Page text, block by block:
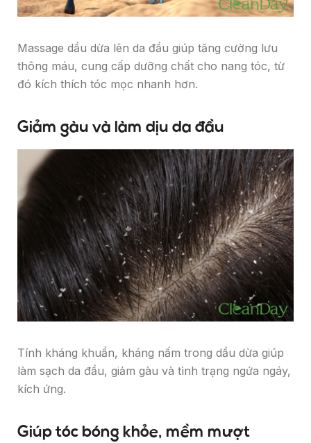
Massage dầu dừa lên da đầu giúp tăng cường lưu
thông máu, cung cấp dưỡng chất cho nang tóc, từ
đó kích thích tóc mọc nhanh hơn.
Giảm gàu và làm dịu da đầu
Tính kháng khuẩn, kháng nấm trong dầu dừa giúp
làm sạch da đầu, giảm gàu và tình trạng ngứa ngáy,
kích ứng.
Giúp tóc bóng khỏe, mềm mượt